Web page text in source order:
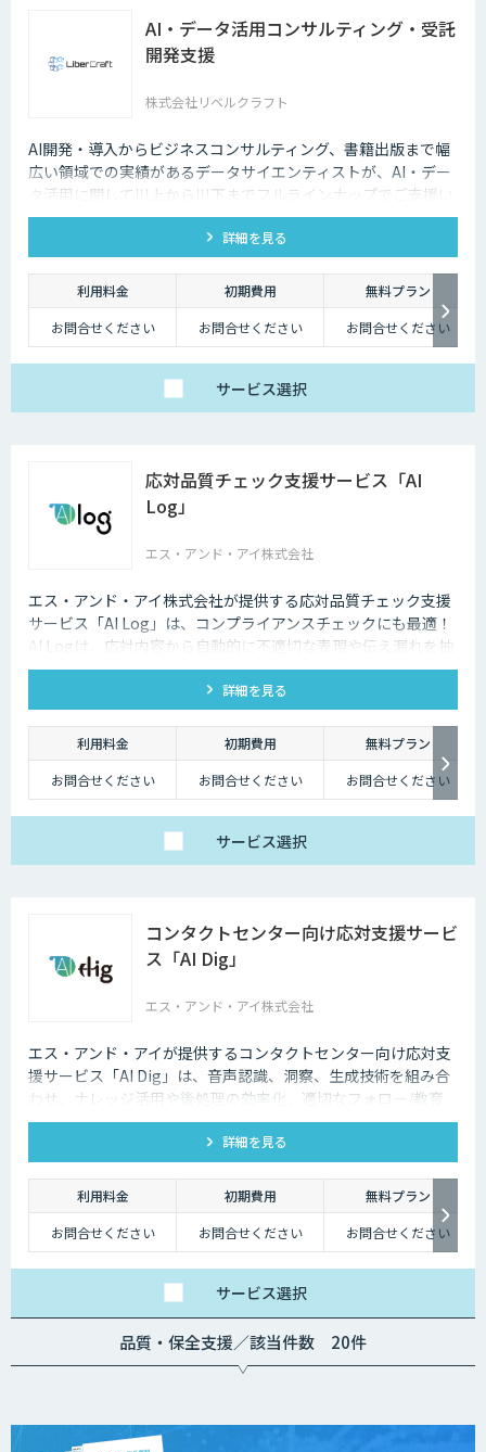
AI・データ活用コンサルティング・受託
開発支援
株式会社リベルクラフト
AI開発・導入からビジネスコンサルティング、書籍出版まで幅
広い領域での実績があるデータサイエンティストが、AI・デー
タ活用に関して川上から川下までフルラインナップでご支援い
たします。
詳細を見る
利用料金 初期費用
無料プラン
お問合せください
お問合せください お問合せください
サービス選択
応対品質チェック支援サービス「AI
Log」
エス・アンド・アイ株式会社
エス・アンド・アイ株式会社が提供する応対品質チェック支援
サービス「AI Log」は、コンプライアンスチェックにも最適！
AI Logは、応対内容から自動的に不適切な表現や伝え漏れを抽
出し、応対品質の向上をサポートします。
詳細を見る
利用料金 初期費用
無料プラン
お問合せください
お問合せください お問合せください
サービス選択
コンタクトセンター向け応対支援サービ
ス「AI Dig」
エス・アンド・アイ株式会社
エス・アンド・アイが提供するコンタクトセンター向け応対支
援サービス「AI Dig」は、音声認識、洞察、生成技術を組み合
わせ、ナレッジ活用や後処理の効率化、適切なフォロー/教育
など一連の業務をサポートします。
詳細を見る
利用料金 初期費用
無料プラン
お問合せください
お問合せください お問合せください
サービス選択
品質・保全支援／該当件数 20件